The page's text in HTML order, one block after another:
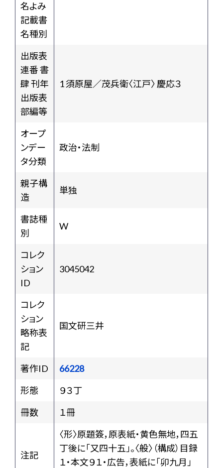
名よみ
記載書
名種別
出版表
連番 書
肆 刊年
出版表
部編等
1 須原屋／茂兵衛〈江戸〉 慶応３
オープ
ンデー
タ分類
政治・法制
親子構
造
単独
書誌種
別
W
コレク
ション
ID
3045042
コレク
ション
略称表
記
国文研三井
著作ID
66228
形態
９３丁
冊数
１冊
注記
〈形〉原題簽，原表紙・黄色無地，四五
丁後に「又四十五」。〈般〉（構成）目録
１・本文９１・広告，表紙に「卯九月」